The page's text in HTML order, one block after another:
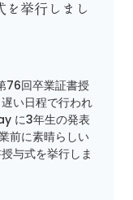
を挙行しまし
76回卒業証書授
い日程で行われ
に3年生の発表
前に素晴らしい
与式を挙行しま